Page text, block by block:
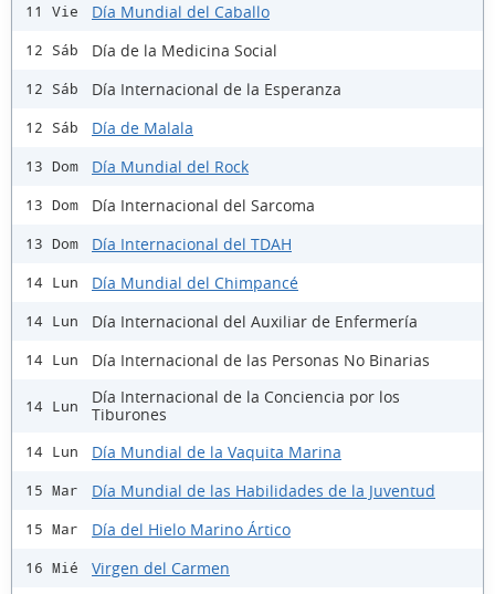
11 Vie Día Mundial del Caballo
12 Sáb Día de la Medicina Social
12 Sáb Día Internacional de la Esperanza
12 Sáb Día de Malala
13 Dom Día Mundial del Rock
13 Dom Día Internacional del Sarcoma
13 Dom Día Internacional del TDAH
14 Lun Día Mundial del Chimpancé
14 Lun Día Internacional del Auxiliar de Enfermería
14 Lun Día Internacional de las Personas No Binarias
14 Lun
Día Internacional de la Conciencia por los
Tiburones
14 Lun Día Mundial de la Vaquita Marina
15 Mar Día Mundial de las Habilidades de la Juventud
15 Mar Día del Hielo Marino Ártico
16 Mié Virgen del Carmen